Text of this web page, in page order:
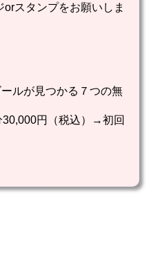
orスタンプをお願いしま
ルが見つかる７つの無
円（税込）→初回